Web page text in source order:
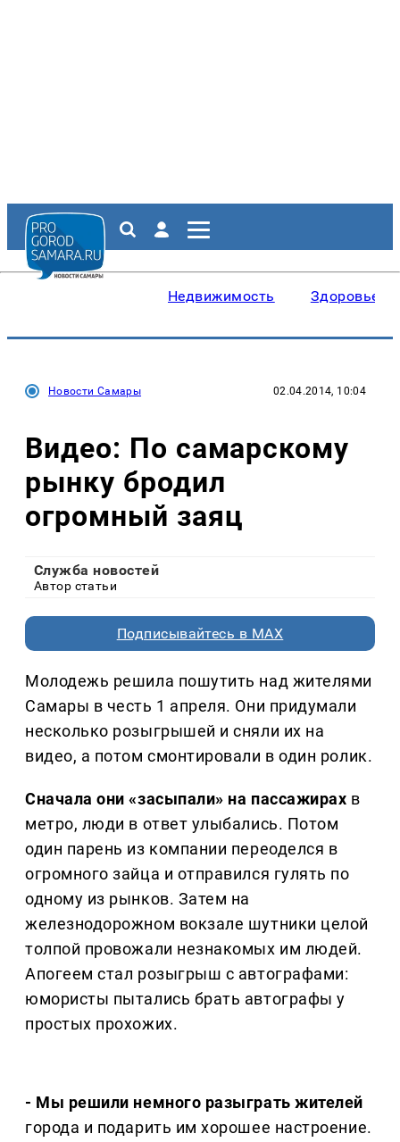
Недвижимость Здоровье
Новости Самары 02.04.2014, 10:04
Видео: По самарскому
рынку бродил
огромный заяц
Служба новостей
Автор статьи
Подписывайтесь в MAX
Молодежь решила пошутить над жителями
Самары в честь 1 апреля. Они придумали
несколько розыгрышей и сняли их на
видео, а потом смонтировали в один ролик.
Сначала они «засыпали» на пассажирах в
метро, люди в ответ улыбались. Потом
один парень из компании переоделся в
огромного зайца и отправился гулять по
одному из рынков. Затем на
железнодорожном вокзале шутники целой
толпой провожали незнакомых им людей.
Апогеем стал розыгрыш с автографами:
юмористы пытались брать автографы у
простых прохожих.
- Мы решили немного разыграть жителей
города и подарить им хорошее настроение.